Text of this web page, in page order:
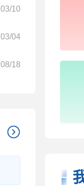
03/10
03/04
08/18